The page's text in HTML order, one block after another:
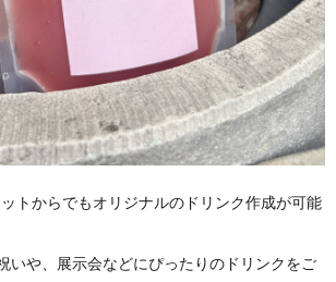
トからでもオリジナルのドリンク作成が可能
いや、展示会などにぴったりのドリンクをご